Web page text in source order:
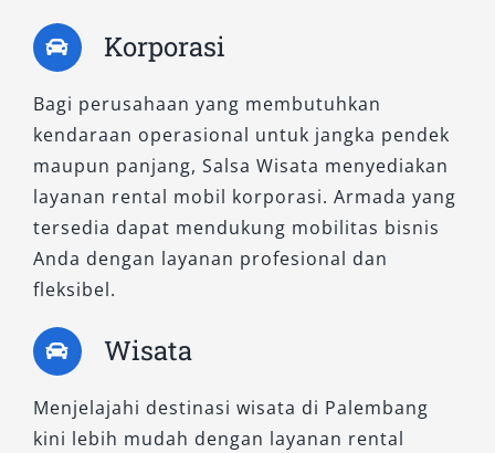
Korporasi
Bagi perusahaan yang membutuhkan
kendaraan operasional untuk jangka pendek
maupun panjang, Salsa Wisata menyediakan
layanan rental mobil korporasi. Armada yang
tersedia dapat mendukung mobilitas bisnis
Anda dengan layanan profesional dan
fleksibel.
Wisata
Menjelajahi destinasi wisata di Palembang
kini lebih mudah dengan layanan rental